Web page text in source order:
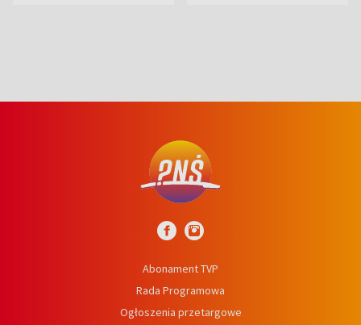
Abonament TVP
Rada Programowa
Ogłoszenia przetargowe